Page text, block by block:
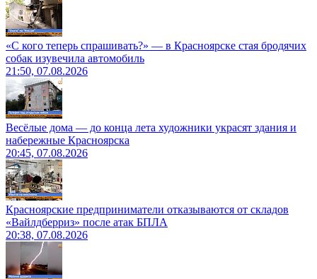
«С кого теперь спрашивать?» — в Красноярске стая бродячих
собак изувечила автомобиль
21:50, 07.08.2026
Весёлые дома — до конца лета художники украсят здания и
набережные Красноярска
20:45, 07.08.2026
Красноярские предприниматели отказываются от складов
«Вайлдберриз» после атак БПЛА
20:38, 07.08.2026